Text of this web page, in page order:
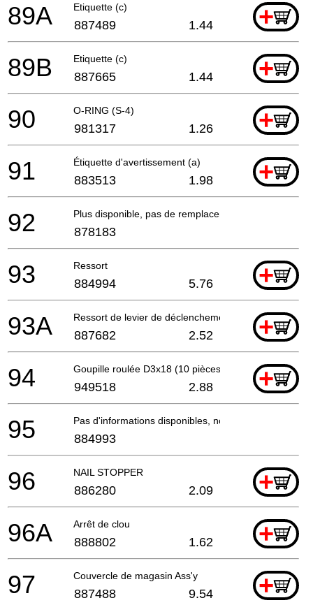
Etiquette (c) +
89A 887489 1.44
Etiquette (c) +
89B 887665 1.44
O-RING (S-4) +
90 981317 1.26
Étiquette d'avertissement (a) +
91 883513 1.98
Plus disponible, pas de remplacement
92 878183
Ressort +
93 884994 5.76
Ressort de levier de déclenchement +
93A 887682 2.52
Goupille roulée D3x18 (10 pièces) +
94 949518 2.88
Pas d'informations disponibles, non commandable
95 884993
NAIL STOPPER +
96 886280 2.09
Arrêt de clou +
96A 888802 1.62
Couvercle de magasin Ass'y +
97 887488 9.54